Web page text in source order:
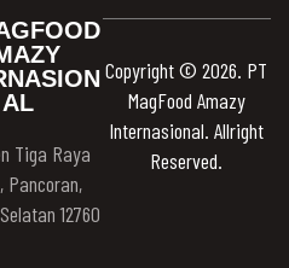
AL
Tiga Raya
Pancoran,
12760
Copyright © 2026. PT
MagFood Amazy
Internasional. Allright
Reserved.